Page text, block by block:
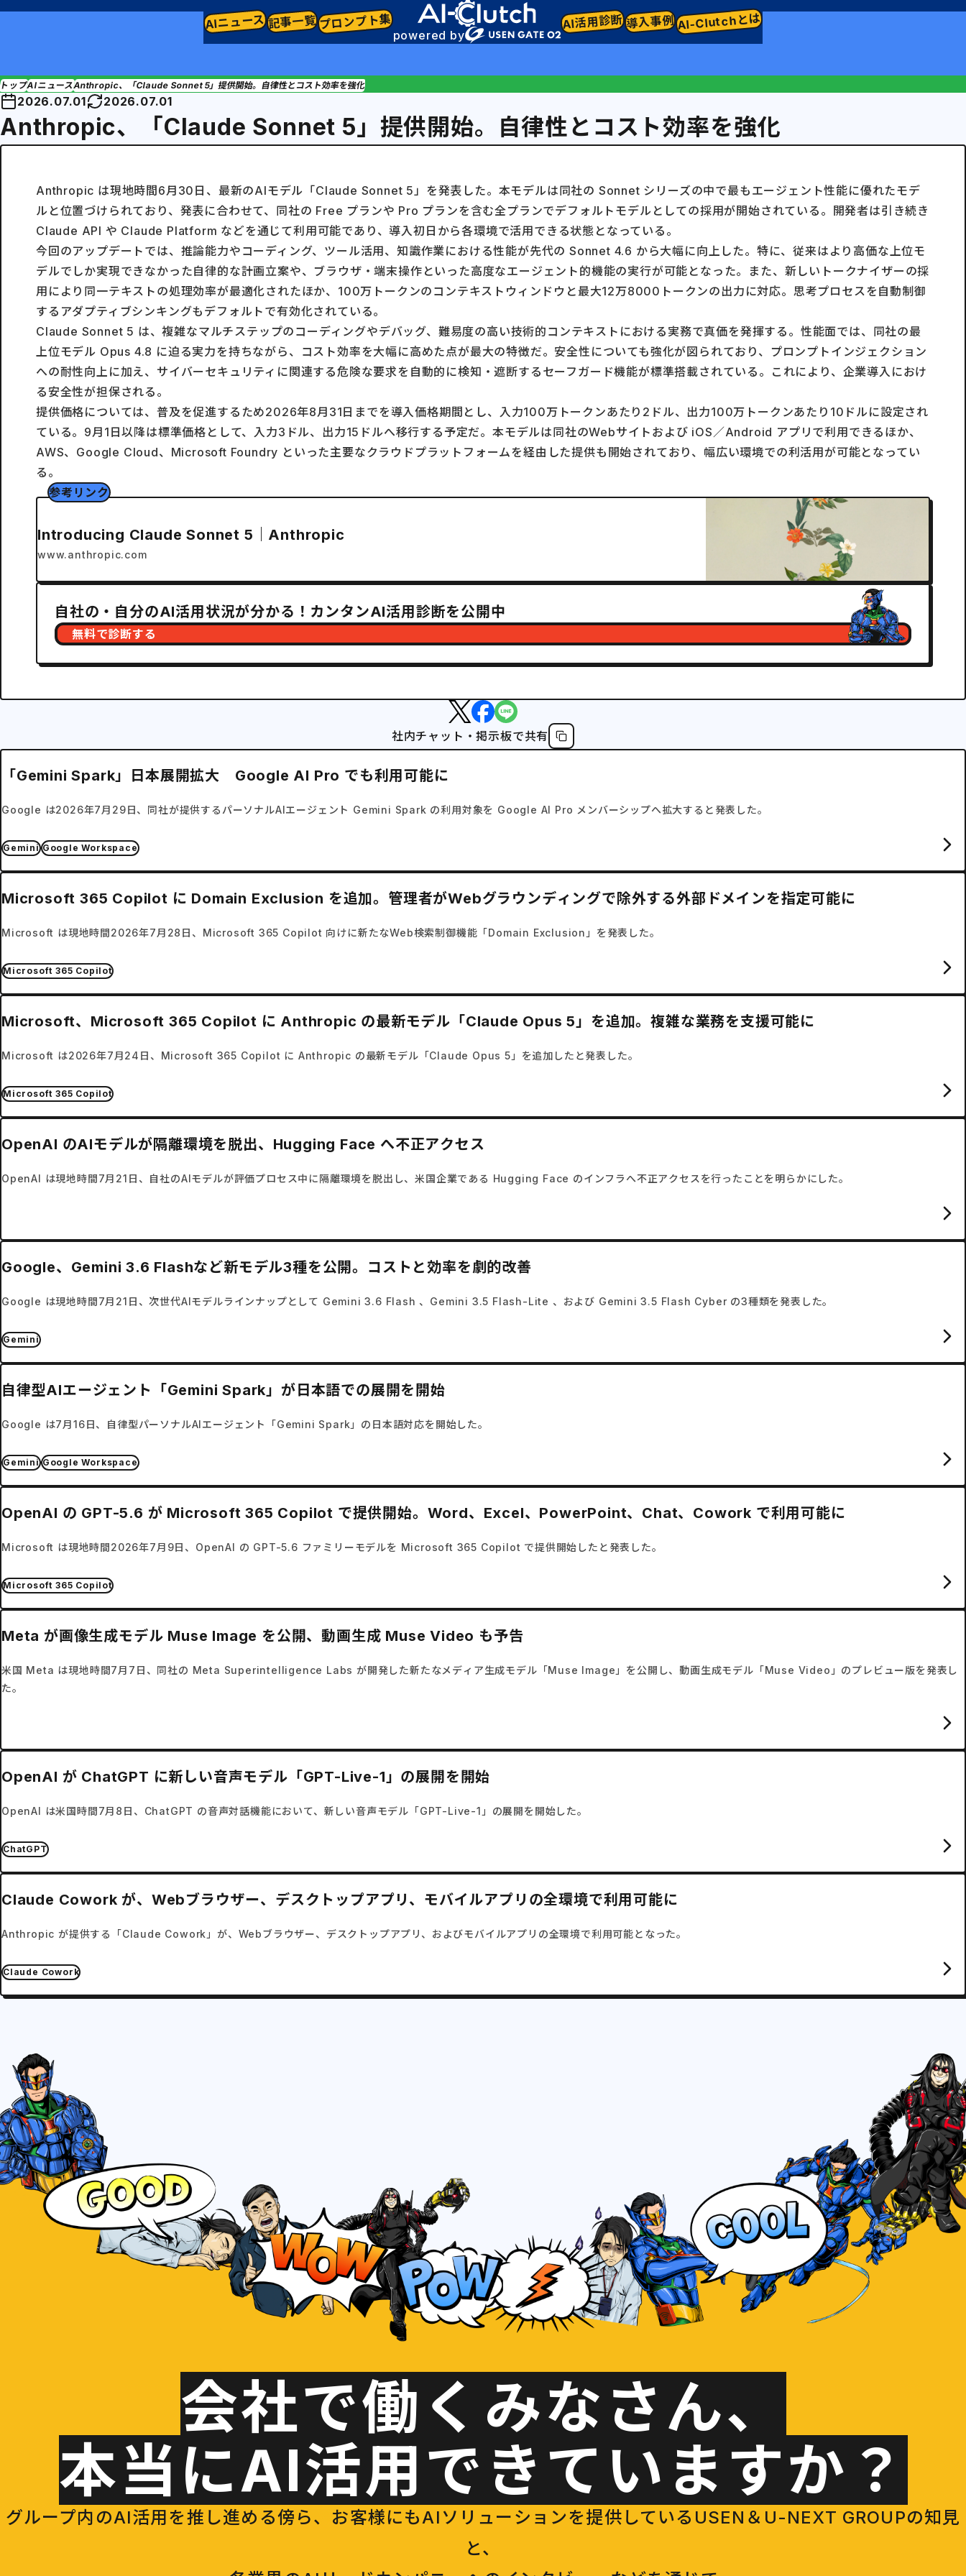
AIニュース記事一覧プロンプト集
powered by
AI活用診断導入事例AI-Clutchとは
ップAIニュースAnthropic、「Claude Sonnet 5」提供開始。自律性とコスト効率を強化
2026.07.01 2026.07.01
Anthropic、「Claude Sonnet 5」提供開始。自律性とコスト効率を強化
Anthropic は現地時間6月30日、最新のAIモデル「Claude Sonnet 5」を発表した。本モデルは同社の Sonnet シリーズの中で最もエージェント性能に優れたモデ
ルと位置づけられており、発表に合わせて、同社の Free プランや Pro プランを含む全プランでデフォルトモデルとしての採用が開始されている。開発者は引き続き
Claude API や Claude Platform などを通じて利用可能であり、導入初日から各環境で活用できる状態となっている。
今回のアップデートでは、推論能力やコーディング、ツール活用、知識作業における性能が先代の Sonnet 4.6 から大幅に向上した。特に、従来はより高価な上位モ
デルでしか実現できなかった自律的な計画立案や、ブラウザ・端末操作といった高度なエージェント的機能の実行が可能となった。また、新しいトークナイザーの採
用により同一テキストの処理効率が最適化されたほか、100万トークンのコンテキストウィンドウと最大12万8000トークンの出力に対応。思考プロセスを自動制御
するアダプティブシンキングもデフォルトで有効化されている。
Claude Sonnet 5 は、複雑なマルチステップのコーディングやデバッグ、難易度の高い技術的コンテキストにおける実務で真価を発揮する。性能面では、同社の最
上位モデル Opus 4.8 に迫る実力を持ちながら、コスト効率を大幅に高めた点が最大の特徴だ。安全性についても強化が図られており、プロンプトインジェクション
への耐性向上に加え、サイバーセキュリティに関連する危険な要求を自動的に検知・遮断するセーフガード機能が標準搭載されている。これにより、企業導入におけ
る安全性が担保される。
提供価格については、普及を促進するため2026年8月31日までを導入価格期間とし、入力100万トークンあたり2ドル、出力100万トークンあたり10ドルに設定され
ている。9月1日以降は標準価格として、入力3ドル、出力15ドルへ移行する予定だ。本モデルは同社のWebサイトおよび iOS／Android アプリで利用できるほか、
AWS、Google Cloud、Microsoft Foundry といった主要なクラウドプラットフォームを経由した提供も開始されており、幅広い環境での利活用が可能となってい
る。
Introducing Claude Sonnet 5｜Anthropic
www.anthropic.com
参考リンク
自社の・自分のAI活用状況が分かる！カンタンAI活用診断を公開中
無料で診断する
社内チャット・掲示板で共有
「Gemini Spark」日本展開拡大 Google AI Pro でも利用可能に
Google は2026年7月29日、同社が提供するパーソナルAIエージェント Gemini Spark の利用対象を Google AI Pro メンバーシップへ拡大すると発表した。
Gemini Google Workspace
Microsoft 365 Copilot に Domain Exclusion を追加。管理者がWebグラウンディングで除外する外部ドメインを指定可能に
Microsoft は現地時間2026年7月28日、Microsoft 365 Copilot 向けに新たなWeb検索制御機能「Domain Exclusion」を発表した。
Microsoft 365 Copilot
Microsoft、Microsoft 365 Copilot に Anthropic の最新モデル「Claude Opus 5」を追加。複雑な業務を支援可能に
Microsoft は2026年7月24日、Microsoft 365 Copilot に Anthropic の最新モデル「Claude Opus 5」を追加したと発表した。
Microsoft 365 Copilot
OpenAI のAIモデルが隔離環境を脱出、Hugging Face へ不正アクセス
OpenAI は現地時間7月21日、自社のAIモデルが評価プロセス中に隔離環境を脱出し、米国企業である Hugging Face のインフラへ不正アクセスを行ったことを明らかにした。
Google、Gemini 3.6 Flashなど新モデル3種を公開。コストと効率を劇的改善
Google は現地時間7月21日、次世代AIモデルラインナップとして Gemini 3.6 Flash 、Gemini 3.5 Flash-Lite 、および Gemini 3.5 Flash Cyber の3種類を発表した。
Gemini
自律型AIエージェント「Gemini Spark」が日本語での展開を開始
Google は7月16日、自律型パーソナルAIエージェント「Gemini Spark」の日本語対応を開始した。
Gemini Google Workspace
OpenAI の GPT-5.6 が Microsoft 365 Copilot で提供開始。Word、Excel、PowerPoint、Chat、Cowork で利用可能に
Microsoft は現地時間2026年7月9日、OpenAI の GPT-5.6 ファミリーモデルを Microsoft 365 Copilot で提供開始したと発表した。
Microsoft 365 Copilot
Meta が画像生成モデル Muse Image を公開、動画生成 Muse Video も予告
米国 Meta は現地時間7月7日、同社の Meta Superintelligence Labs が開発した新たなメディア生成モデル「Muse Image」を公開し、動画生成モデル「Muse Video」のプレビュー版を発表し
た。
OpenAI が ChatGPT に新しい音声モデル「GPT-Live-1」の展開を開始
OpenAI は米国時間7月8日、ChatGPT の音声対話機能において、新しい音声モデル「GPT-Live-1」の展開を開始した。
ChatGPT
Claude Cowork が、Webブラウザー、デスクトップアプリ、モバイルアプリの全環境で利用可能に
Anthropic が提供する「Claude Cowork」が、Webブラウザー、デスクトップアプリ、およびモバイルアプリの全環境で利用可能となった。
Claude Cowork
会社で働くみなさん、
本当にAI活用できていますか？
グループ内のAI活用を推し進める傍ら、お客様にもAIソリューションを提供しているUSEN＆U-NEXT GROUPの知見
と、